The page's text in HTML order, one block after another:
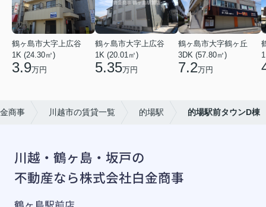
鶴ヶ島市大字上広谷
1K (24.30㎡)
3.9万円
鶴ヶ島市大字上広谷
1K (20.01㎡)
5.35万円
鶴ヶ島市大字鶴ヶ丘
3DK (57.80㎡)
7.2万円
商事 川越市の賃貸一覧 的場駅 的場駅前タウンD棟
川越・鶴ヶ島・坂戸の
不動産なら株式会社白金商事